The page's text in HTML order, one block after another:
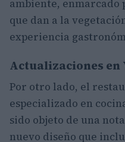
ambiente, enmarcado
que dan a la
experiencia
Actualizaciones en
Por otro lado, el
especializado en
sido objeto de una
nuevo diseño que